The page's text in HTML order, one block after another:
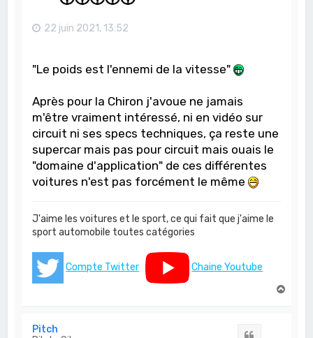
22 juin 2021, 13:52
"Le poids est l'ennemi de la vitesse"
Après pour la Chiron j'avoue ne jamais
m'être vraiment intéressé, ni en vidéo sur
circuit ni ses specs techniques, ça reste une
supercar mais pas pour circuit mais ouais le
"domaine d'application" de ces différentes
voitures n'est pas forcément le même
J'aime les voitures et le sport, ce qui fait que j'aime le
sport automobile toutes catégories
Compte Twitter
Chaine Youtube
Pitch